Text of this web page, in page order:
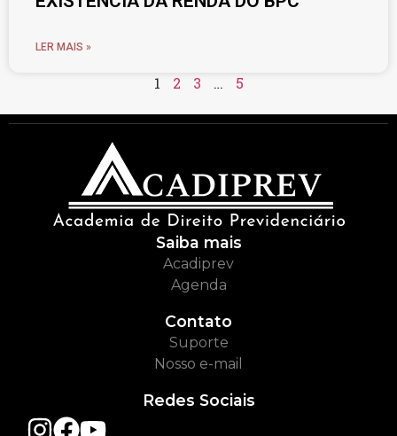
LER MAIS »
1 2 3 … 5
Saiba mais
Acadiprev
Agenda
Contato
Suporte
Nosso e-mail
Redes Sociais